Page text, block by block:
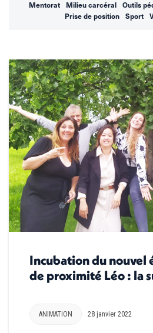
Mentorat
Milieu carcéral Outils
Prise de position
Sport
Incubation du nouvel
de proximité Léo : la
ANIMATION 28 janvier 2022